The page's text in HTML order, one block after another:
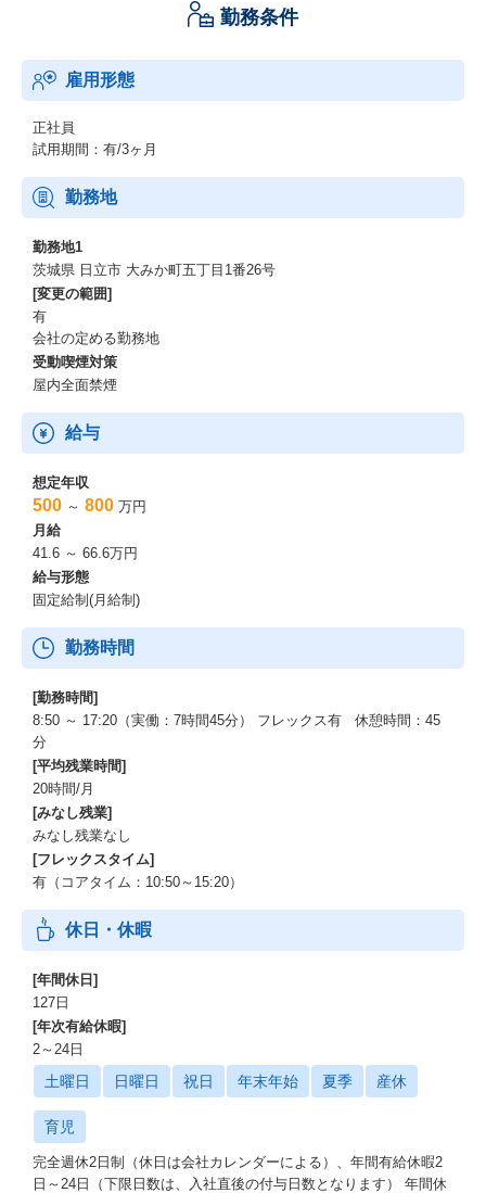
勤務条件
雇用形態
正社員
試用期間：有/3ヶ月
勤務地
勤務地1
茨城県 日立市 大みか町五丁目1番26号
[変更の範囲]
有
会社の定める勤務地
受動喫煙対策
屋内全面禁煙
給与
想定年収
500 ～ 800 万円
月給
41.6 ～ 66.6万円
給与形態
固定給制(月給制)
勤務時間
[勤務時間]
8:50 ～ 17:20（実働：7時間45分） フレックス有 休憩時間：45
分
[平均残業時間]
20時間/月
[みなし残業]
みなし残業なし
[フレックスタイム]
有（コアタイム：10:50～15:20）
休日・休暇
[年間休日]
127日
[年次有給休暇]
2～24日
土曜日 日曜日 祝日 年末年始 夏季 産休
育児
完全週休2日制（休日は会社カレンダーによる）、年間有給休暇2
日～24日（下限日数は、入社直後の付与日数となります） 年間休